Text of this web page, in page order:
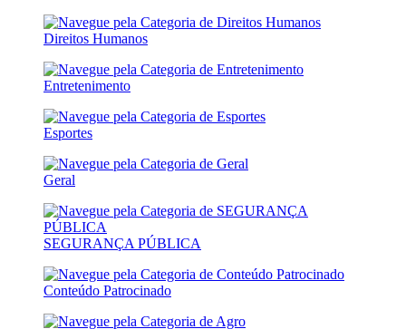
Direitos Humanos
Entretenimento
Esportes
Geral
SEGURANÇA PÚBLICA
Conteúdo Patrocinado